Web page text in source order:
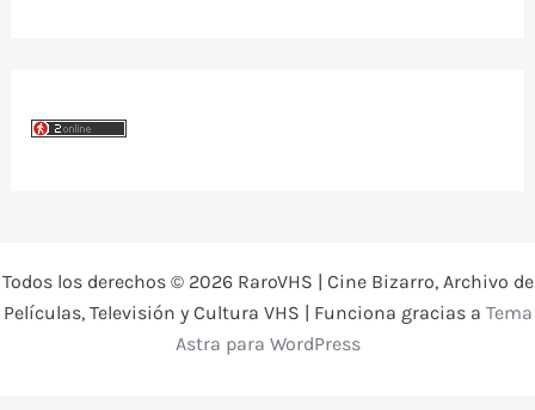
Todos los derechos © 2026 RaroVHS | Cine Bizarro, Archivo de
Películas, Televisión y Cultura VHS | Funciona gracias a Tema
Astra para WordPress